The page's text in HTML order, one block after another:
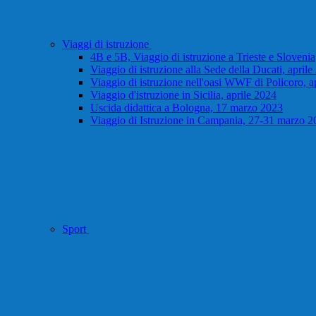
Viaggi di istruzione
4B e 5B, Viaggio di istruzione a Trieste e Slovenia
Viaggio di istruzione alla Sede della Ducati, aprile
Viaggio di istruzione nell'oasi WWF di Policoro,
Viaggio d'istruzione in Sicilia, aprile 2024
Uscida didattica a Bologna, 17 marzo 2023
Viaggio di Istruzione in Campania, 27-31 marzo
Sport